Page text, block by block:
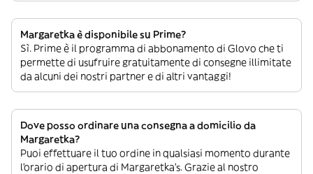
Margaretka è disponibile su Prime?
Sì. Prime è il programma di abbonamento di Glovo che ti
permette di usufruire gratuitamente di consegne illimitate
da alcuni dei nostri partner e di altri vantaggi!
Dove posso ordinare una consegna a domicilio da
Margaretka?
Puoi effettuare il tuo ordine in qualsiasi momento durante
l’orario di apertura di Margaretka’s. Grazie al nostro